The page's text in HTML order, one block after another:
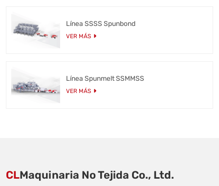
Línea SSSS Spunbond
VER MÁS
Línea Spunmelt SSMMSS
VER MÁS
CLMaquinaria No Tejida Co., Ltd.